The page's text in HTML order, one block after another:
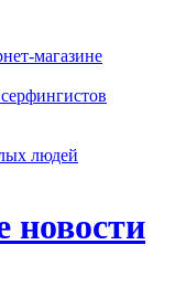
магазине
людей
новости